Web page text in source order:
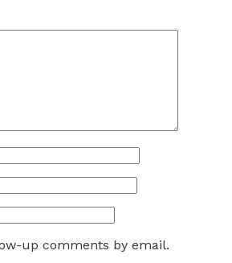
up comments by email.